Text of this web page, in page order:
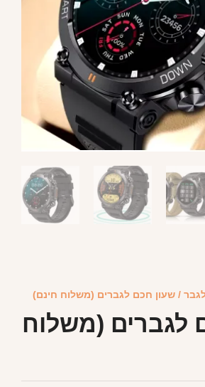
/ שעון חכם לגברים (משלוח חינם)
לגברים (משלוח